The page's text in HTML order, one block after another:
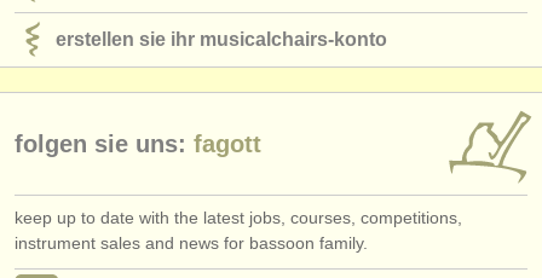
erstellen sie ihr musicalchairs-konto
folgen sie uns: fagott
keep up to date with the latest jobs, courses, competitions,
instrument sales and news for bassoon family.